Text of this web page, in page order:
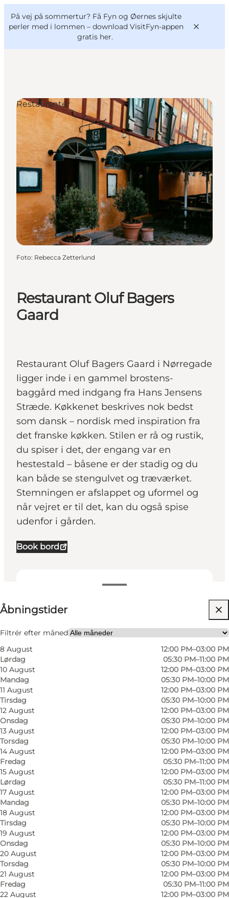
På vej på sommertur? Få Fyn og Øernes skjulte
perler med i lommen – download VisitFyn-appen
gratis her.
Oplevelser
Outdoor
Mad og drikke
Overnatning
Book lokale oplevelser
VisitFyn
Deutsch
Restaurant Oluf Bagers
Gaard
Restaurant Oluf Bagers Gaard i Nørregade
ligger inde i en gammel brostens-
baggård med indgang fra Hans Jensens
Stræde. Køkkenet beskrives nok bedst
som dansk – nordisk med inspiration fra
det franske køkken. Stilen er rå og rustik,
du spiser i det, der engang var en
hestestald – båsene er der stadig og du
kan både se stengulvet og træværket.
Stemningen er afslappet og uformel og
når vejret er til det, kan du også spise
udenfor i gården.
Book bord
Åbningstider
Filtrér efter måned
8 August
Lørdag
12:00 PM–03:00 PM
05:30 PM–11:00 PM
10 August
Mandag
12:00 PM–03:00 PM
05:30 PM–10:00 PM
11 August
Tirsdag
12:00 PM–03:00 PM
05:30 PM–10:00 PM
12 August
Onsdag
12:00 PM–03:00 PM
05:30 PM–10:00 PM
13 August
Torsdag
12:00 PM–03:00 PM
05:30 PM–10:00 PM
14 August
Fredag
12:00 PM–03:00 PM
05:30 PM–11:00 PM
15 August
Lørdag
12:00 PM–03:00 PM
05:30 PM–11:00 PM
17 August
Mandag
12:00 PM–03:00 PM
05:30 PM–10:00 PM
18 August
Tirsdag
12:00 PM–03:00 PM
05:30 PM–10:00 PM
19 August
Onsdag
12:00 PM–03:00 PM
05:30 PM–10:00 PM
20 August
Torsdag
12:00 PM–03:00 PM
05:30 PM–10:00 PM
21 August
Fredag
12:00 PM–03:00 PM
05:30 PM–11:00 PM
22 August
12:00 PM–03:00 PM
Besøg hjemmeside
Min partner, Venner
Restauranter
Foto: Rebecca Zetterlund
Rebecca Zetterlund Foto: